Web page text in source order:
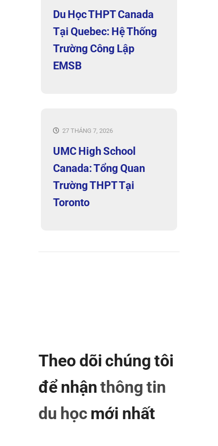
Du Học THPT Canada
Tại Quebec: Hệ Thống
Trường Công Lập
EMSB
27 THÁNG 7, 2026
UMC High School
Canada: Tổng Quan
Trường THPT Tại
Toronto
Theo dõi chúng tôi
để nhậnthông tin
du học mới nhất